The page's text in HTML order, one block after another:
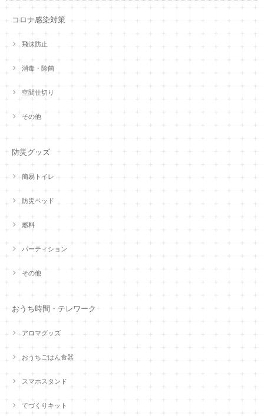
コロナ感染対策
飛沫防止
消毒・除菌
空間仕切り
その他
防災グッズ
簡易トイレ
防災ベッド
燃料
パーティション
その他
おうち時間・テレワーク
アロマグッズ
おうちごはん食器
スマホスタンド
てづくりキット